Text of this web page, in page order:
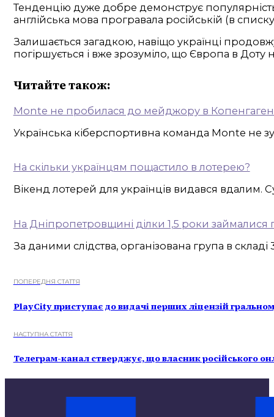
Тенденцію дуже добре демонструє
англійська мова програвала російській (в
Залишається загадкою, навіщо українці
погіршується і вже зрозуміло, що Європа в Доту
Читайте також:
Monte не пробилася до мейджору в
Українська кіберспортивна команда Monte не
На скільки українцям пощастило в лотерею?
Вікенд лотерей для українців видався
На Дніпропетровщині ділки 1,5 роки займалися
За даними слідства, організована група в
ПОПЕРЕДНЯ СТАТТЯ
PlayCity приступає до видачі перших ліцензій
НАСТУПНА СТАТТЯ
Телеграм-канал стверджує, що власник російського